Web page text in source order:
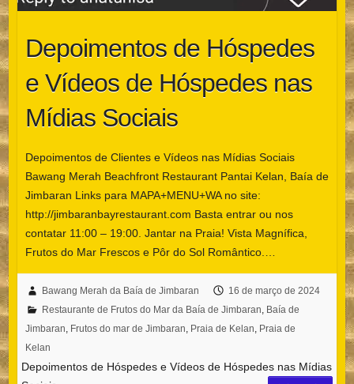
Depoimentos de Hóspedes
e Vídeos de Hóspedes nas
Mídias Sociais
Depoimentos de Clientes e Vídeos nas Mídias Sociais
Bawang Merah Beachfront Restaurant Pantai Kelan, Baía de
Jimbaran Links para MAPA+MENU+WA no site:
http://jimbaranbayrestaurant.com Basta entrar ou nos
contatar 11:00 – 19:00. Jantar na Praia! Vista Magnífica,
Frutos do Mar Frescos e Pôr do Sol Romântico.…
Bawang Merah da Baía de Jimbaran
16 de março de 2024
Restaurante de Frutos do Mar da Baía de Jimbaran Baía de
Jimbaran Frutos do mar de Jimbaran Praia de Kelan Praia de
Kelan
Depoimentos de Hóspedes e Vídeos de Hóspedes nas Mídias
한국어
Español